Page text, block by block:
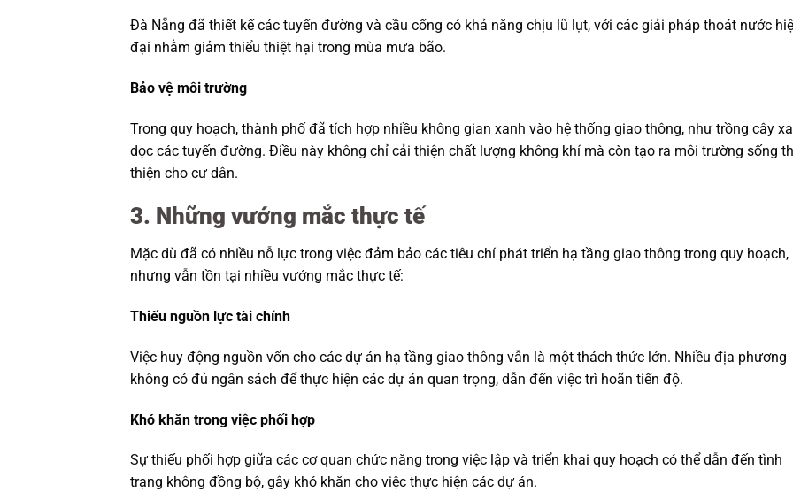
Đà Nẵng đã thiết kế các tuyến đường và cầu cống có khả năng chịu lũ lụt, với các giải pháp thoát nước
đại nhằm giảm thiểu thiệt hại trong mùa mưa bão.
Bảo vệ môi trường
Trong quy hoạch, thành phố đã tích hợp nhiều không gian xanh vào hệ thống giao thông, như trồng cây
dọc các tuyến đường. Điều này không chỉ cải thiện chất lượng không khí mà còn tạo ra môi trường sống
thiện cho cư dân.
3. Những vướng mắc thực tế
Mặc dù đã có nhiều nỗ lực trong việc đảm bảo các tiêu chí phát triển hạ tầng giao thông trong quy hoạch,
nhưng vẫn tồn tại nhiều vướng mắc thực tế:
Thiếu nguồn lực tài chính
Việc huy động nguồn vốn cho các dự án hạ tầng giao thông vẫn là một thách thức lớn. Nhiều địa phương
không có đủ ngân sách để thực hiện các dự án quan trọng, dẫn đến việc trì hoãn tiến độ.
Khó khăn trong việc phối hợp
Sự thiếu phối hợp giữa các cơ quan chức năng trong việc lập và triển khai quy hoạch có thể dẫn đến tình
trạng không đồng bộ, gây khó khăn cho việc thực hiện các dự án.